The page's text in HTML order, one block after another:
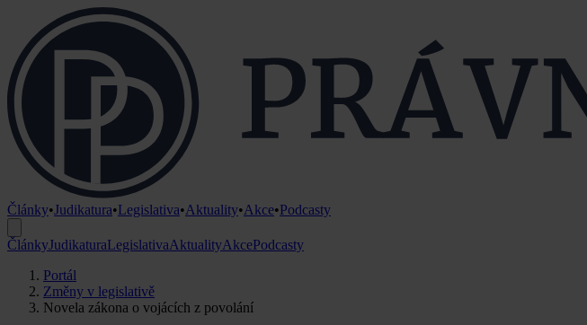
Články•Judikatura•Legislativa•Aktuality•Akce•Podcasty
ČlánkyJudikaturaLegislativaAktualityAkcePodcasty
Portál
Změny v legislativě
Novela zákona o vojácích z povolání